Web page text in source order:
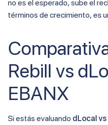
no es el esperado, sube el
términos de crecimiento, es
Rebill vs
EBANX
Si estás evaluando dLocal vs